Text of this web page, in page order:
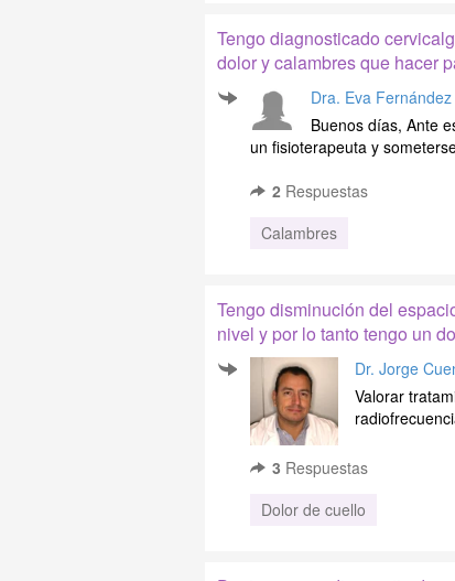
Tengo diagnosticado
dolor y calambres que hacer
Dra. Eva
Buenos días, Ante
un fisioterapeuta y
2 Respuestas
Calambres
Tengo disminución del
nivel y por lo tanto tengo un
Dr. Jorge
Valorar
3 Respuestas
Dolor de cuello